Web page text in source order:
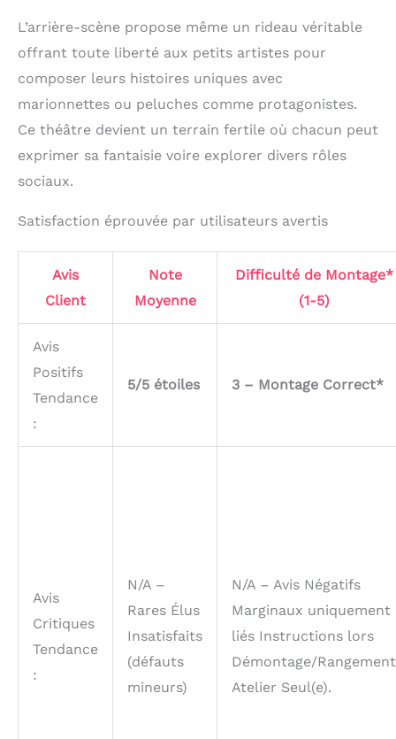
L’arrière-scène propose même un rideau véritable
offrant toute liberté aux petits artistes pour
composer leurs histoires uniques avec
marionnettes ou peluches comme protagonistes.
Ce théâtre devient un terrain fertile où chacun peut
exprimer sa fantaisie voire explorer divers rôles
sociaux.
Satisfaction éprouvée par utilisateurs avertis
Avis
Client
Note
Moyenne
Difficulté de Montage*
(1-5)
Avis
Positifs
Tendance
:
5/5 étoiles 3 – Montage Correct*
Avis
Critiques
Tendance
:
N/A –
Rares Élus
Insatisfaits
(défauts
mineurs)
N/A – Avis Négatifs
Marginaux uniquement
liés Instructions lors
Démontage/Rangement
Atelier Seul(e).